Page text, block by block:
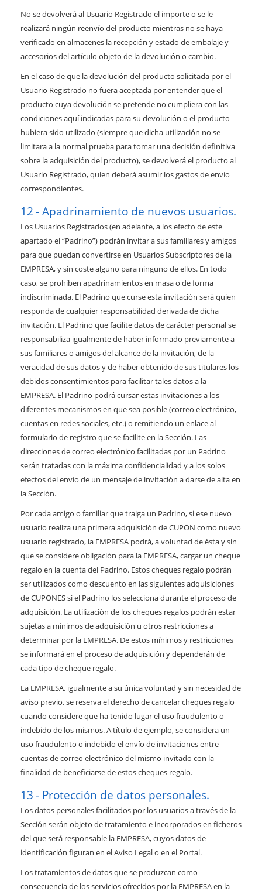
No se devolverá al Usuario Registrado el importe o se le
realizará ningún reenvío del producto mientras no se haya
verificado en almacenes la recepción y estado de embalaje y
accesorios del artículo objeto de la devolución o cambio.
En el caso de que la devolución del producto solicitada por el
Usuario Registrado no fuera aceptada por entender que el
producto cuya devolución se pretende no cumpliera con las
condiciones aquí indicadas para su devolución o el producto
hubiera sido utilizado (siempre que dicha utilización no se
limitara a la normal prueba para tomar una decisión definitiva
sobre la adquisición del producto), se devolverá el producto al
Usuario Registrado, quien deberá asumir los gastos de envío
correspondientes.
Apadrinamiento de nuevos usuarios.
Los Usuarios Registrados (en adelante, a los efecto de este
apartado el “Padrino”) podrán invitar a sus familiares y amigos
para que puedan convertirse en Usuarios Subscriptores de la
EMPRESA, y sin coste alguno para ninguno de ellos. En todo
caso, se prohíben apadrinamientos en masa o de forma
indiscriminada. El Padrino que curse esta invitación será quien
responda de cualquier responsabilidad derivada de dicha
invitación. El Padrino que facilite datos de carácter personal se
responsabiliza igualmente de haber informado previamente a
sus familiares o amigos del alcance de la invitación, de la
veracidad de sus datos y de haber obtenido de sus titulares los
debidos consentimientos para facilitar tales datos a la
EMPRESA. El Padrino podrá cursar estas invitaciones a los
diferentes mecanismos en que sea posible (correo electrónico,
cuentas en redes sociales, etc.) o remitiendo un enlace al
formulario de registro que se facilite en la Sección. Las
direcciones de correo electrónico facilitadas por un Padrino
serán tratadas con la máxima confidencialidad y a los solos
efectos del envío de un mensaje de invitación a darse de alta en
la Sección.
Por cada amigo o familiar que traiga un Padrino, si ese nuevo
usuario realiza una primera adquisición de CUPON como nuevo
usuario registrado, la EMPRESA podrá, a voluntad de ésta y sin
que se considere obligación para la EMPRESA, cargar un cheque
regalo en la cuenta del Padrino. Estos cheques regalo podrán
ser utilizados como descuento en las siguientes adquisiciones
de CUPONES si el Padrino los selecciona durante el proceso de
adquisición. La utilización de los cheques regalos podrán estar
sujetas a mínimos de adquisición u otros restricciones a
determinar por la EMPRESA. De estos mínimos y restricciones
se informará en el proceso de adquisición y dependerán de
cada tipo de cheque regalo.
La EMPRESA, igualmente a su única voluntad y sin necesidad de
aviso previo, se reserva el derecho de cancelar cheques regalo
cuando considere que ha tenido lugar el uso fraudulento o
indebido de los mismos. A título de ejemplo, se considera un
uso fraudulento o indebido el envío de invitaciones entre
cuentas de correo electrónico del mismo invitado con la
finalidad de beneficiarse de estos cheques regalo.
Protección de datos personales.
Los datos personales facilitados por los usuarios a través de la
Sección serán objeto de tratamiento e incorporados en ficheros
del que será responsable la EMPRESA, cuyos datos de
identificación figuran en el Aviso Legal o en el Portal.
Los tratamientos de datos que se produzcan como
consecuencia de los servicios ofrecidos por la EMPRESA en la